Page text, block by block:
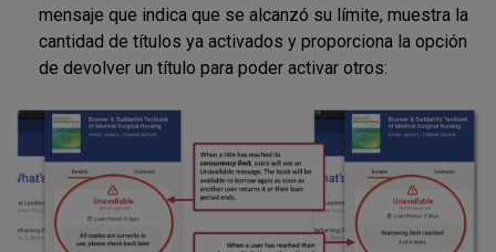
mensaje que indica que se alcanzó su límite, muestra la
cantidad de títulos ya activados y proporciona la opción
de devolver un título para poder activar otros: